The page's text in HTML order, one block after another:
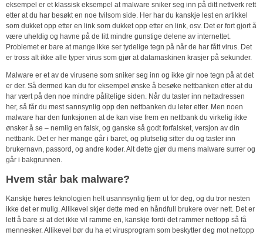
eksempel er et klassisk eksempel at malware sniker seg inn på ditt nettverk rett
etter at du har besøkt en noe tvilsom side. Her har du kanskje lest en artikkel
som dukket opp etter en link som dukket opp etter en link, osv. Det er fort gjort å
være uheldig og havne på de litt mindre gunstige delene av internettet.
Problemet er bare at mange ikke ser tydelige tegn på når de har fått virus. Det
er tross alt ikke alle typer virus som gjør at datamaskinen krasjer på sekunder.
Malware er et av de virusene som sniker seg inn og ikke gir noe tegn på at det
er der. Så dermed kan du for eksempel ønske å besøke nettbanken etter at du
har vært på den noe mindre pålitelige siden. Når du taster inn nettadressen
her, så får du mest sannsynlig opp den nettbanken du leter etter. Men noen
malware har den funksjonen at de kan vise frem en nettbank du virkelig ikke
ønsker å se – nemlig en falsk, og ganske så godt forfalsket, versjon av din
nettbank. Det er her mange går i baret, og plutselig sitter du og taster inn
brukernavn, passord, og andre koder. Alt dette gjør du mens malware surrer og
går i bakgrunnen.
Hvem står bak malware?
Kanskje høres teknologien helt usannsynlig fjern ut for deg, og du tror nesten
ikke det er mulig. Allikevel skjer dette med en håndfull brukere over nett. Det er
lett å bare si at det ikke vil ramme en, kanskje fordi det rammer nettopp så få
mennesker. Allikevel bør du ha et virusprogram som beskytter deg mot nettopp